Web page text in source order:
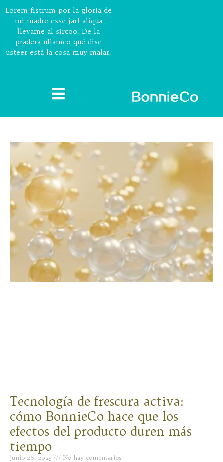
Lorem fistrum por la gloria de
mi madre esse jarl aliqua
llevame al sircoo. De la
pradera ullamco qué dise
usteer está la cosa muy malar.
Tecnología de frescura activa:
cómo BonnieCo hace que los
efectos del producto duren más
tiempo
junio 26, 2025 No hay comentarios